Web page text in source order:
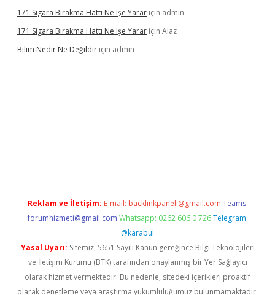
171 Sigara Bırakma Hattı Ne Işe Yarar için admin
171 Sigara Bırakma Hattı Ne Işe Yarar için Alaz
Bilim Nedir Ne Değildir için admin
Reklam ve İletişim: E-mail: backlinkpaneli@gmail.com Teams:
forumhizmeti@gmail.com Whatsapp: 0262 606 0 726 Telegram:
@karabul
Yasal Uyarı: Sitemiz, 5651 Sayılı Kanun gereğince Bilgi Teknolojileri
ve İletişim Kurumu (BTK) tarafından onaylanmış bir Yer Sağlayıcı
olarak hizmet vermektedir. Bu nedenle, sitedeki içerikleri proaktif
olarak denetleme veya araştırma yükümlülüğümüz bulunmamaktadır.